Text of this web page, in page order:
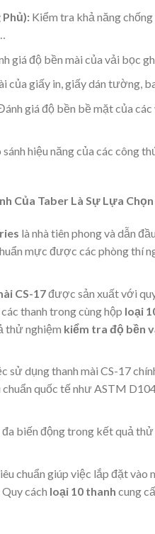
Phủ):Kiểm tra khả năng
giá độ bền mài của vải bọc
của giấy in, giấy dán tường,
giá độ bền bề mặt của
sánh hiệu năng của các công
Của Taber Là Sự Lựa
là nhà tiên phong và dẫn
mực được các phòng thí
CS-17được sản xuất với
thanh trong cùng hộp loại
thử nghiệm kiểm tra độ bền
sử dụng thanh mài CS-17
quốc tế như ASTM
biến động trong kết quả
chuẩn giúp việc lắp đặt vào
cách loại 10 thanh cung